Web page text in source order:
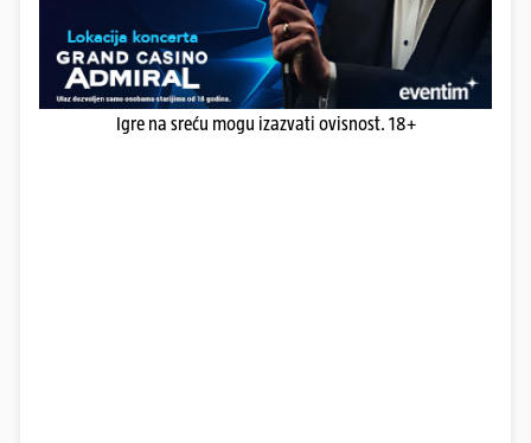
Igre na sreću mogu izazvati ovisnost. 18+